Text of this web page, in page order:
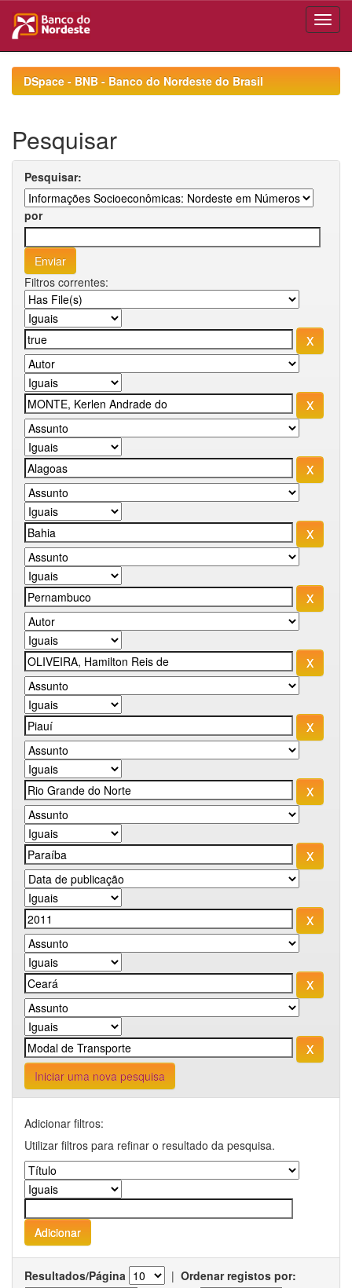
navigationDSpace - BNB - Banco do Nordeste do Brasil
Pesquisar
Pesquisar:
por
Filtros correntes:
Iniciar uma nova pesquisa
Adicionar filtros:
Utilizar filtros para refinar o resultado da pesquisa.
Resultados/Página | Ordenar registos por: